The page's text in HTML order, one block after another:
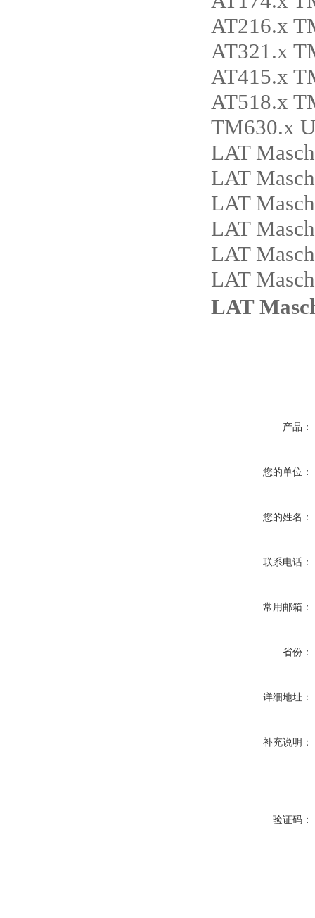
AT216.x
AT321.x
AT415.x
AT518.x
TM630.x
LAT
LAT
LAT
LAT
LAT
LAT
LAT
产品：
您的单位：
您的姓名：
联系电话：
常用邮箱：
省份：
详细地址：
补充说明：
验证码：